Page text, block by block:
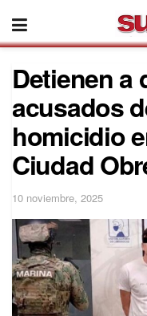
Detienen a
acusados
homicidio
Ciudad
10 noviembre, 2025